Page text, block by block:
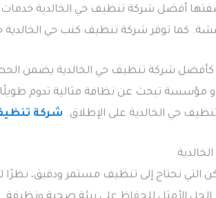
أفضل شركة تنظيف حي الخالدية خدمات
كما توفر شركة تنظيف كنب حي الخالدية
كأفضل شركة تنظيف حي الخالدية يضمن
تبحث عن نظافة مثالية تدوم
حي الخالدية على الإطلاق. شركة
التي تحتاج إلى تنظيف مستمر ودقيق، نظرًا